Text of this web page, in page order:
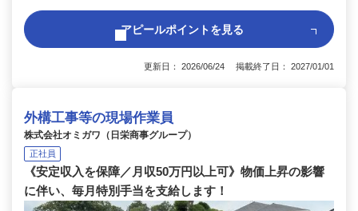
アピールポイントを見る
更新日： 2026/06/24 掲載終了日： 2027/01/01
外構工事等の現場作業員
株式会社オミガワ（日栄商事グループ）
正社員
《安定収入を保障／月収50万円以上可》物価上昇の影響
に伴い、毎月特別手当を支給します！